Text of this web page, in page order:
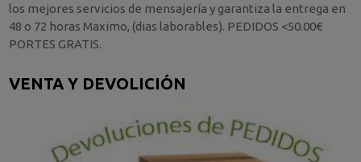
los mejores servicios de mensajería y garantiza la entrega en
48 o 72 horas Maximo, (dias laborables). PEDIDOS <50.00€
PORTES GRATIS.
VENTA Y DEVOLICIÓN